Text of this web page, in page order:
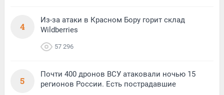
4
Из-за атаки в Красном Бору горит склад
Wildberries
57 296
5
Почти 400 дронов ВСУ атаковали ночью 15
регионов России. Есть пострадавшие